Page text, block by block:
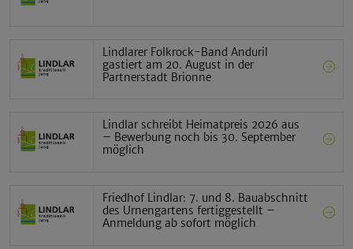
Lindlarer Folkrock-Band Anduril
gastiert am 20. August in der
Partnerstadt Brionne
Lindlar schreibt Heimatpreis 2026 aus
– Bewerbung noch bis 30. September
möglich
Friedhof Lindlar: 7. und 8. Bauabschnitt
des Urnengartens fertiggestellt –
Anmeldung ab sofort möglich